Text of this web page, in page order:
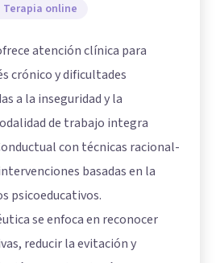
Terapia online
atención clínica para
crónico y dificultades
a la inseguridad y la
de trabajo integra
con técnicas racional-
basadas en la
psicoeducativos.
se enfoca en reconocer
reducir la evitación y